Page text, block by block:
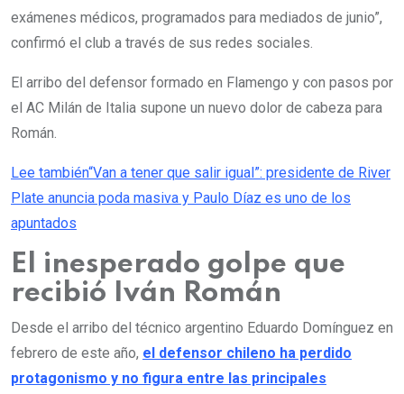
exámenes médicos, programados para mediados de junio”,
confirmó el club a través de sus redes sociales.
El arribo del defensor formado en Flamengo y con pasos por
el AC Milán de Italia supone un nuevo dolor de cabeza para
Román.
Lee también“Van a tener que salir igual”: presidente de River
Plate anuncia poda masiva y Paulo Díaz es uno de los
apuntados
El inesperado golpe que
recibió Iván Román
Desde el arribo del técnico argentino Eduardo Domínguez en
febrero de este año, el defensor chileno ha perdido
protagonismo y no figura entre las principales